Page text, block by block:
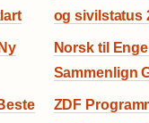
og sivilstatus
Norsk til
Sammenlign
ZDF